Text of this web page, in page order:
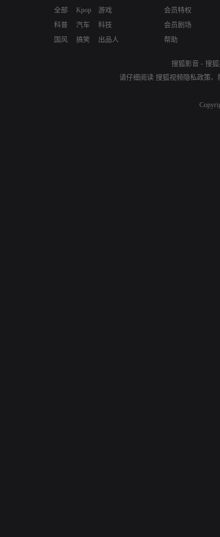
全部
科普
国风
Kpop
汽车
搞笑
游戏
科技
出品人
会员特权
会员剧场
帮助
搜狐影音 - 搜
请仔细阅读 搜狐视频隐私政策、